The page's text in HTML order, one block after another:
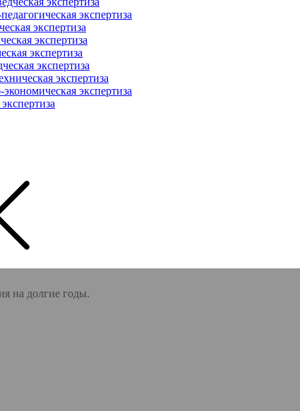
экспертиза
экспертиза
экспертиза
экспертиза
экспертиза
экспертиза
экспертиза
на долгие годы.